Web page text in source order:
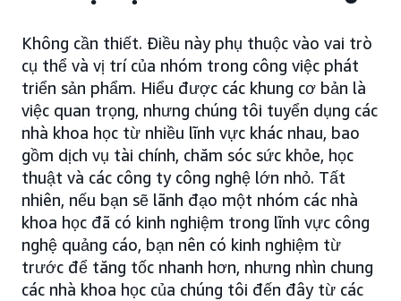
Không cần thiết. Điều này phụ thuộc vào vai trò
cụ thể và vị trí của nhóm trong công việc phát
triển sản phẩm. Hiểu được các khung cơ bản là
việc quan trọng, nhưng chúng tôi tuyển dụng các
nhà khoa học từ nhiều lĩnh vực khác nhau, bao
gồm dịch vụ tài chính, chăm sóc sức khỏe, học
thuật và các công ty công nghệ lớn nhỏ. Tất
nhiên, nếu bạn sẽ lãnh đạo một nhóm các nhà
khoa học đã có kinh nghiệm trong lĩnh vực công
nghệ quảng cáo, bạn nên có kinh nghiệm từ
trước để tăng tốc nhanh hơn, nhưng nhìn chung
các nhà khoa học của chúng tôi đến đây từ các